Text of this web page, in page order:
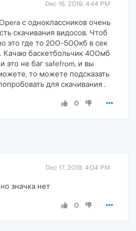
Dec 16, 2019, 4:44 PM
с одноклассников очень
скачивания видосов. Чтоб
это где то 200-500кб в сек
Качаю баскетбольчик 400мб
это не баг safefrom, и вы
то можете подсказать
для скачивания .
0
Dec 17, 2019, 4:04 PM
значка нет
0